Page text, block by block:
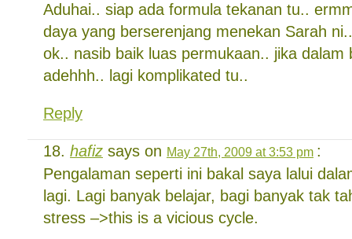
Aduhai.. siap ada formula tekanan tu..
daya yang berserenjang menekan Sarah
ok.. nasib baik luas permukaan.. jika dalam
adehhh.. lagi komplikated tu..
Reply
hafiz says on May 27th, 2009 at 3:53 pm :
Pengalaman seperti ini bakal saya lalui
lagi. Lagi banyak belajar, bagi banyak tak
stress –>this is a vicious cycle.